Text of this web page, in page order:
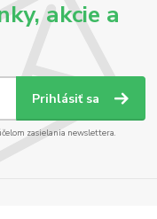
akcie a
Prihlásiť sa
zasielania newslettera.